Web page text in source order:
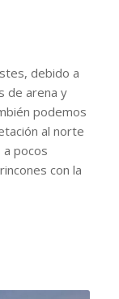
debido a
de arena y
podemos
al norte
pocos
con la